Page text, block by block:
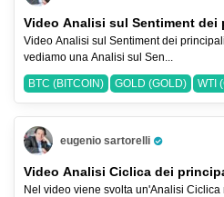
Video Analisi sul Sentiment dei
Video Analisi sul Sentiment dei
vediamo una Analisi sul Sen...
BTC (BITCOIN) GOLD (GOLD) WTI
eugenio sartorelli
Pro Trader
Video Analisi Ciclica dei
Nel video viene svolta un'Analisi Ciclica